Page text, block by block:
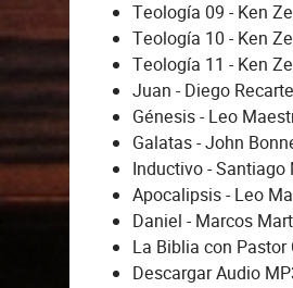
Teología 09 - Ken
Teología 10 - Ken
Teología 11 - Ken
Juan - Diego Recarte
Génesis - Leo
Galatas - John
Inductivo - Santiago
Apocalipsis - Leo
Daniel - Marcos
La Biblia con Pastor
Descargar Audio